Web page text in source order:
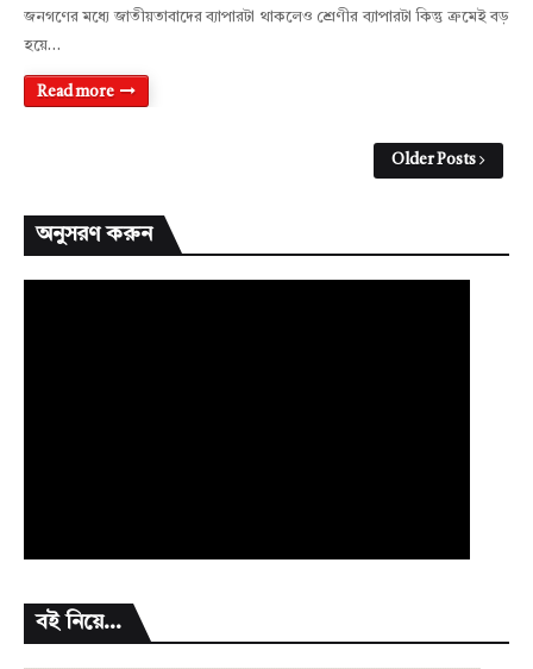
জনগণের মধ্যে জাতীয়তাবাদের ব্যাপারটা থাকলেও শ্রেণীর ব্যাপারটা কিন্তু ক্রমেই বড়
হয়ে…
Read more
Older Posts
অনুসরণ করুন
বই নিয়ে...